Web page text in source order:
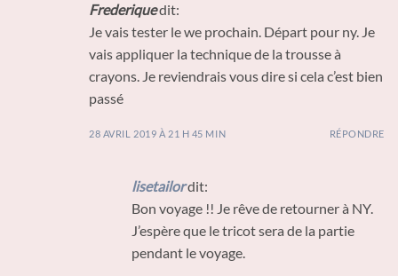
Frederiquedit:
Je vais tester le we prochain. Départ pour ny. Je
vais appliquer la technique de la trousse à
crayons. Je reviendrais vous dire si cela c’est bien
passé
28 AVRIL 2019 À 21 H 45 MIN RÉPONDRE
lisetailordit:
Bon voyage !! Je rêve de retourner à NY.
J’espère que le tricot sera de la partie
pendant le voyage.